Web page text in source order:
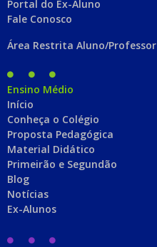
Portal do Ex-Aluno
Fale Conosco
Área Restrita Aluno/Professor
Ensino Médio
Início
Conheça o Colégio
Proposta Pedagógica
Material Didático
Primeirão e Segundão
Blog
Notícias
Ex-Alunos